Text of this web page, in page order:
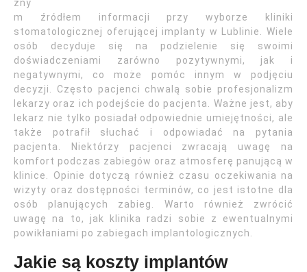
żny
m źródłem informacji przy wyborze kliniki
stomatologicznej oferującej implanty w Lublinie. Wiele
osób decyduje się na podzielenie się swoimi
doświadczeniami zarówno pozytywnymi, jak i
negatywnymi, co może pomóc innym w podjęciu
decyzji. Często pacjenci chwalą sobie profesjonalizm
lekarzy oraz ich podejście do pacjenta. Ważne jest, aby
lekarz nie tylko posiadał odpowiednie umiejętności, ale
także potrafił słuchać i odpowiadać na pytania
pacjenta. Niektórzy pacjenci zwracają uwagę na
komfort podczas zabiegów oraz atmosferę panującą w
klinice. Opinie dotyczą również czasu oczekiwania na
wizyty oraz dostępności terminów, co jest istotne dla
osób planujących zabieg. Warto również zwrócić
uwagę na to, jak klinika radzi sobie z ewentualnymi
powikłaniami po zabiegach implantologicznych.
Jakie są koszty implantów